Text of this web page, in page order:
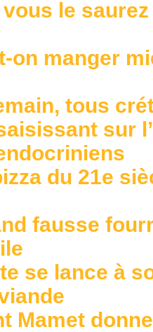
le
on manger
tous
sur
du 21e
fausse
se lance à
Mamet